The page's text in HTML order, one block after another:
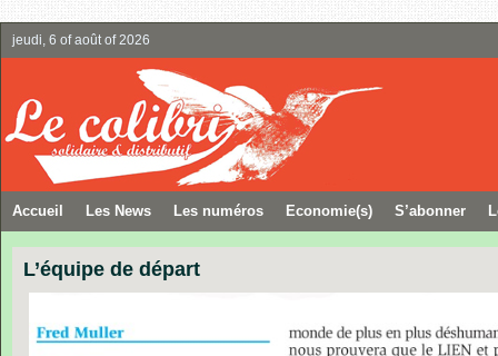
jeudi, 6 of août of 2026
Accueil Les News Les numéros Economie(s) S’abonner
L’équipe de départ